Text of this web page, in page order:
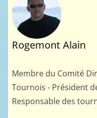
Rogemont Alain
Membre du Comité
Tournois - Président
Responsable des